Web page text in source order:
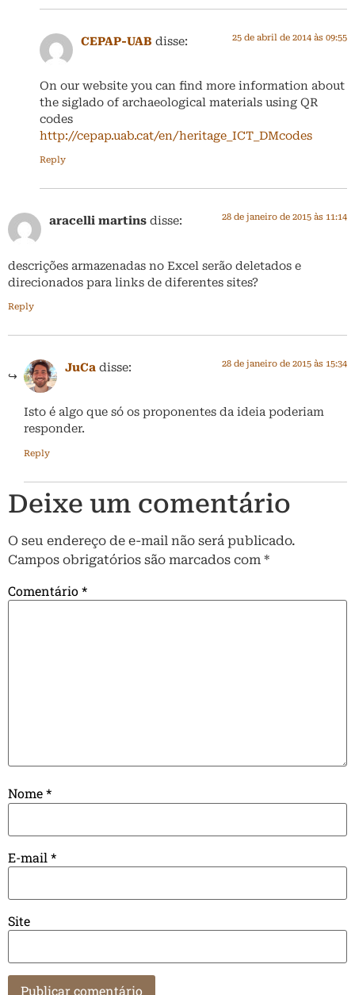
CEPAP-UAB disse: 25 de abril de 2014 às 09:55
On our website you can find more information about
the siglado of archaeological materials using QR
codes
http://cepap.uab.cat/en/heritage_ICT_DMcodes
Reply
aracelli martins disse: 28 de janeiro de 2015 às 11:14
descrições armazenadas no Excel serão deletados e
direcionados para links de diferentes sites?
Reply
JuCa disse: 28 de janeiro de 2015 às 15:34
Isto é algo que só os proponentes da ideia poderiam
responder.
Reply
Deixe um comentário
O seu endereço de e-mail não será publicado.
Campos obrigatórios são marcados com *
Comentário*
Nome*
E-mail *
Site